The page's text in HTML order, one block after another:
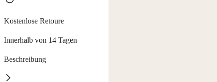
Kostenlose Retoure
Innerhalb von 14 Tagen
Beschreibung